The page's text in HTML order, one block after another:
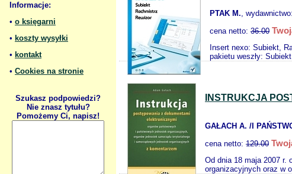
Informacje:
• o księgarni
• koszty wysyłki
• kontakt
• Cookies na stronie
Szukasz podpowiedzi?
Nie znasz tytułu?
Pomożemy Ci, napisz!
PTAK M., wydawnictwo:
cena netto: 36.00
Insert nexo: Subiekt,
pakietu weszły:
INSTRUKCJA
GAŁACH A. /I
cena netto: 129.00
Od dnia 18 maja 2007 r.
organizacyjnych oraz w